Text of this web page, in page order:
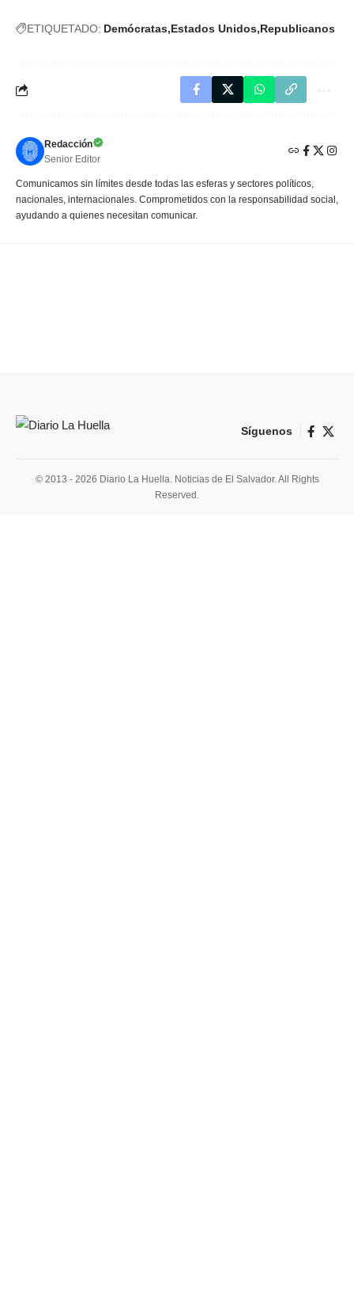
ETIQUETADO: Demócratas Estados Unidos Republicanos
Redacción
Senior Editor
Comunicamos sin límites desde todas las esferas y sectores políticos,
nacionales, internacionales. Comprometidos con la responsabilidad social,
ayudando a quienes necesitan comunicar.
Síguenos
© 2013 - 2026 Diario La Huella. Noticias de El Salvador. All Rights
Reserved.